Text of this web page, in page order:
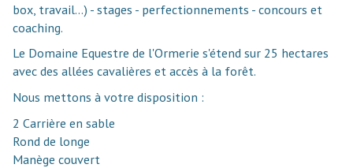
box, travail...) - stages - perfectionnements - concours et
coaching.
Le Domaine Equestre de l'Ormerie s'étend sur 25 hectares
avec des allées cavalières et accès à la forêt.
Nous mettons à votre disposition :
2 Carrière en sable
Rond de longe
Manège couvert